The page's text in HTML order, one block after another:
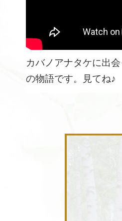
カバノアナタケに出
の物語です。見てね♪